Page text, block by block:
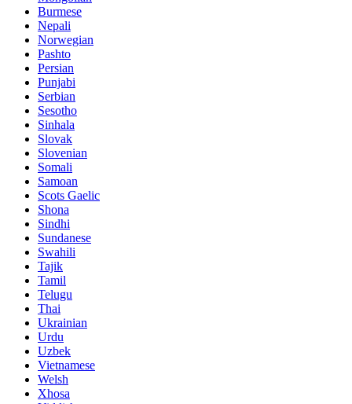
Burmese
Nepali
Norwegian
Pashto
Persian
Punjabi
Serbian
Sesotho
Sinhala
Slovak
Slovenian
Somali
Samoan
Scots Gaelic
Shona
Sindhi
Sundanese
Swahili
Tajik
Tamil
Telugu
Thai
Ukrainian
Urdu
Uzbek
Vietnamese
Welsh
Xhosa